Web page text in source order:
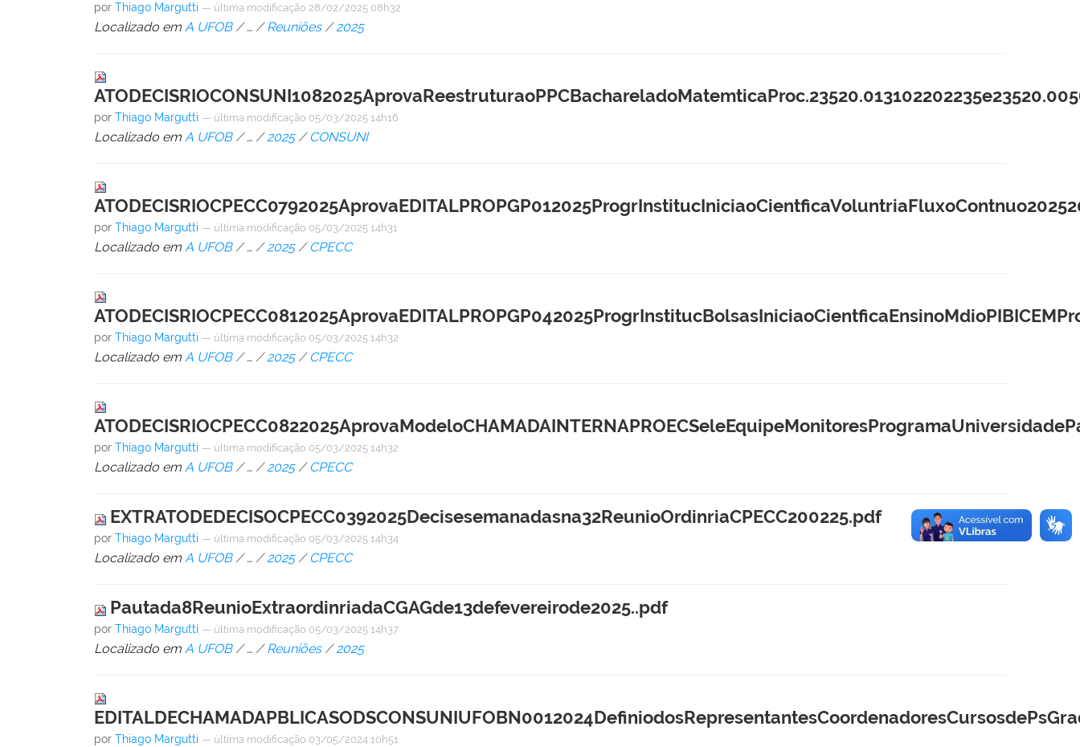
porThiago Margutti — última modificação 28/02/2025 08h32
Localizado em A UFOB /…/Reuniões /2025
porThiago Margutti — última modificação 05/03/2025 14h16
Localizado em A UFOB /…/2025 / CONSUNI
porThiago Margutti — última modificação 05/03/2025 14h31
Localizado em A UFOB /…/2025 / CPECC
porThiago Margutti — última modificação 05/03/2025 14h32
Localizado em A UFOB /…/2025 / CPECC
porThiago Margutti — última modificação 05/03/2025 14h32
Localizado em A UFOB /…/2025 / CPECC
EXTRATODEDECISOCPECC0392025Decisesemanadasna32ReunioOrdinriaCPECC200225.pdf
porThiago Margutti — última modificação 05/03/2025 14h34
Localizado em A UFOB /…/2025 / CPECC
Pautada8ReunioExtraordinriadaCGAGde13defevereirode2025..pdf
porThiago Margutti — última modificação 05/03/2025 14h37
Localizado em A UFOB /…/Reuniões /2025
porThiago Margutti — última modificação 03/05/2024 10h51